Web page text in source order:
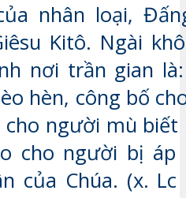
nhân loại,
Kitô. Ngài
nơi trần gian
hèn, công bố
người mù biết
cho người bị áp
của Chúa. (x. Lc